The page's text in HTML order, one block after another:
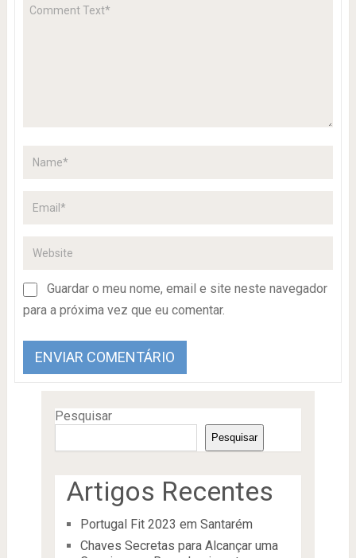
Guardar o meu nome, email e site neste navegador
para a próxima vez que eu comentar.
Pesquisar
Pesquisar
Artigos Recentes
Portugal Fit 2023 em Santarém
Chaves Secretas para Alcançar uma